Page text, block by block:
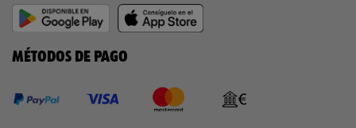
MÉTODOS DE PAGO